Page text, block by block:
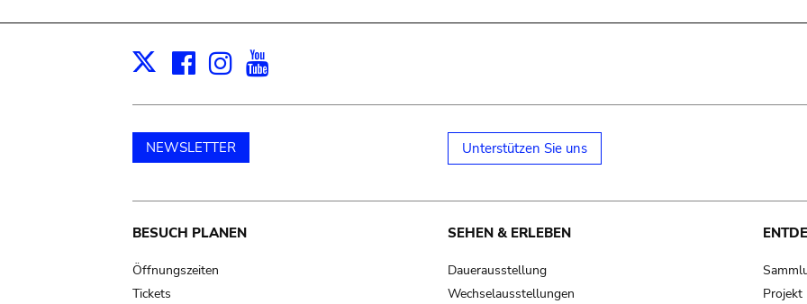
X Facebook
Instagram
NEWSLETTER Unterstützen Sie uns
Main
navigation
BESUCH PLANEN
Öffnungszeiten
Tickets
SEHEN & ERLEBEN
Dauerausstellung
Wechselausstellungen
Projekt